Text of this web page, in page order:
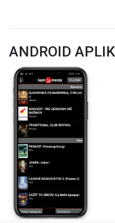
ANDROID